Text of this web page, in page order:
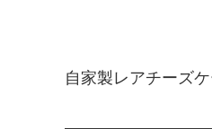
自家製レアチーズケ